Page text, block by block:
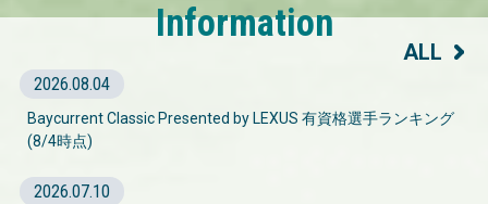
Information
2026.08.04
Baycurrent Classic Presented by LEXUS 有資格選手ランキング
(8/4時点)
2026.07.10
ALL